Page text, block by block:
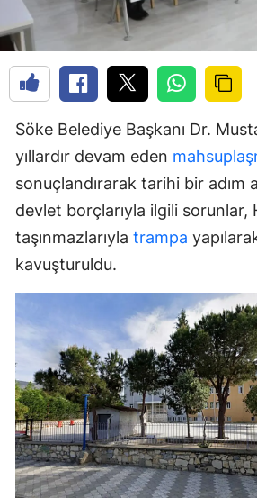
Söke Belediye Başkanı Dr.
yıllardır devam eden
sonuçlandırarak tarihi bir adım
devlet borçlarıyla ilgili sorunlar,
taşınmazlarıyla trampa
kavuşturuldu.